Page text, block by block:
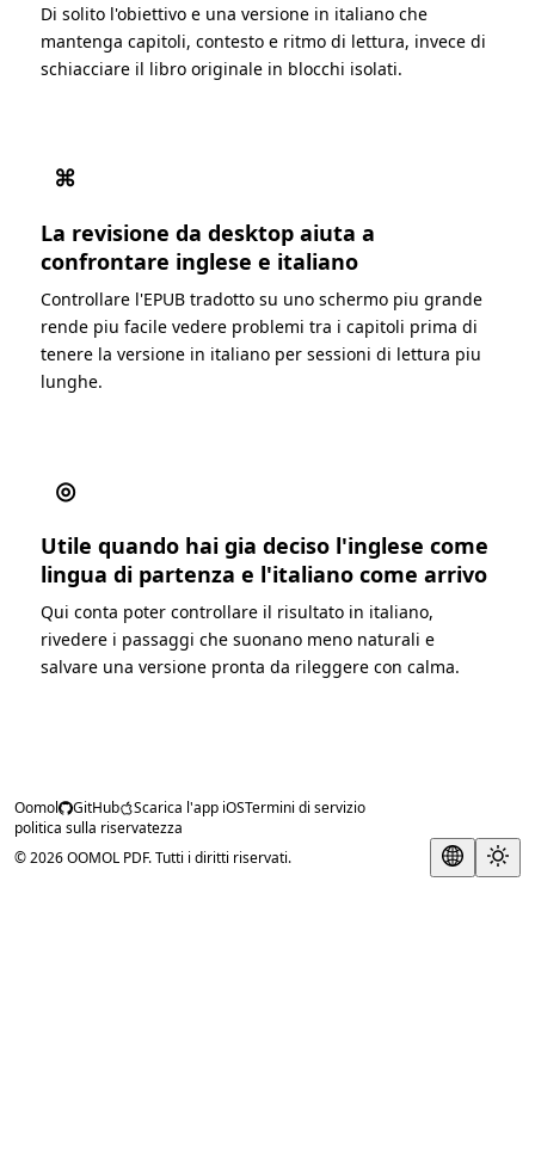
Di solito l'obiettivo e una versione in italiano che
mantenga capitoli, contesto e ritmo di lettura, invece di
schiacciare il libro originale in blocchi isolati.
⌘
La revisione da desktop aiuta a
confrontare inglese e italiano
Controllare l'EPUB tradotto su uno schermo piu grande
rende piu facile vedere problemi tra i capitoli prima di
tenere la versione in italiano per sessioni di lettura piu
lunghe.
◎
Utile quando hai gia deciso l'inglese come
lingua di partenza e l'italiano come arrivo
Qui conta poter controllare il risultato in italiano,
rivedere i passaggi che suonano meno naturali e
salvare una versione pronta da rileggere con calma.
Oomol GitHub Scarica l'app iOSTermini di servizio
politica sulla riservatezza
© 2026 OOMOL PDF. Tutti i diritti riservati.